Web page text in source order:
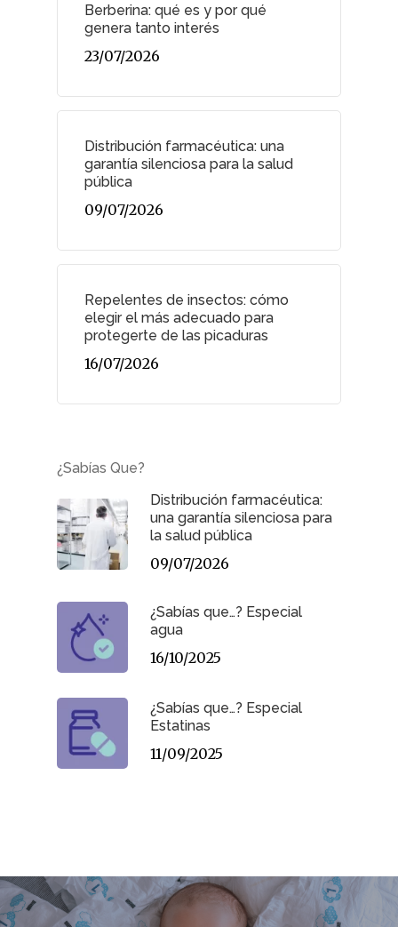
Berberina: qué es y por qué
genera tanto interés
23/07/2026
Distribución farmacéutica: una
garantía silenciosa para la salud
pública
09/07/2026
Repelentes de insectos: cómo
elegir el más adecuado para
protegerte de las picaduras
16/07/2026
¿Sabías Que?
Distribución farmacéutica:
una garantía silenciosa para
la salud pública
09/07/2026
¿Sabías que…? Especial
agua
16/10/2025
¿Sabías que…? Especial
Estatinas
11/09/2025